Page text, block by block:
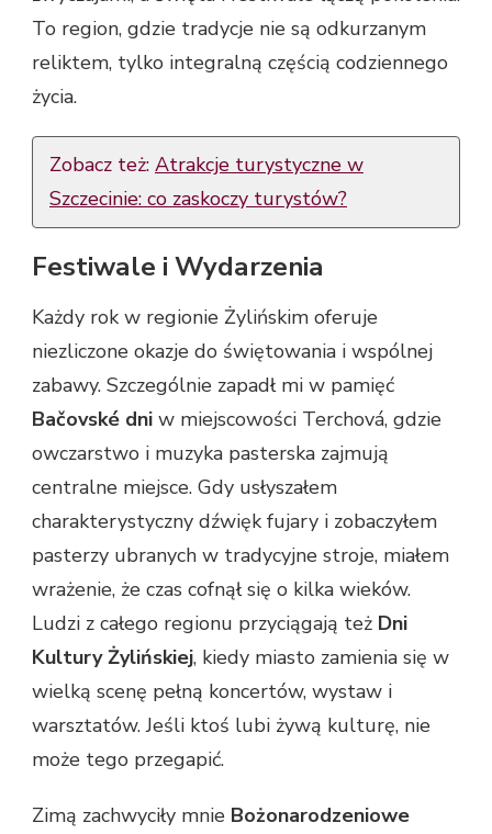
To region, gdzie tradycje nie są odkurzanym
reliktem, tylko integralną częścią codziennego
życia.
Zobacz też: Atrakcje turystyczne w
Szczecinie: co zaskoczy turystów?
Festiwale i Wydarzenia
Każdy rok w regionie Żylińskim oferuje
niezliczone okazje do świętowania i wspólnej
zabawy. Szczególnie zapadł mi w pamięć
Bačovské dni w miejscowości Terchová, gdzie
owczarstwo i muzyka pasterska zajmują
centralne miejsce. Gdy usłyszałem
charakterystyczny dźwięk fujary i zobaczyłem
pasterzy ubranych w tradycyjne stroje, miałem
wrażenie, że czas cofnął się o kilka wieków.
Ludzi z całego regionu przyciągają też Dni
Kultury Żylińskiej, kiedy miasto zamienia się w
wielką scenę pełną koncertów, wystaw i
warsztatów. Jeśli ktoś lubi żywą kulturę, nie
może tego przegapić.
Zimą zachwyciły mnie Bożonarodzeniowe